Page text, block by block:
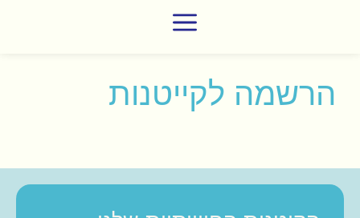
הרשמה לקייטנות